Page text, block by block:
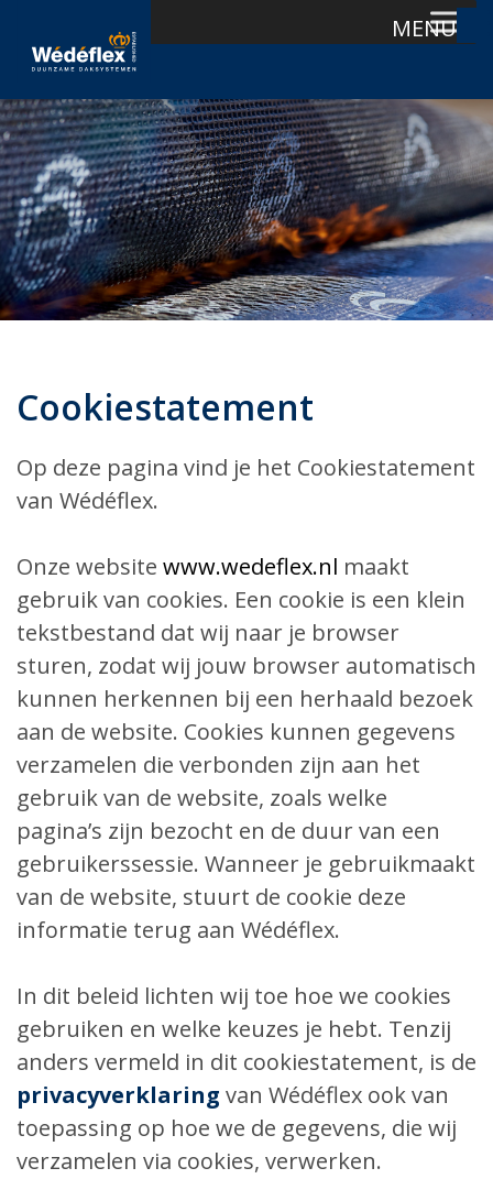
Skip
to
content
Cookiestatement
Op deze pagina vind je het Cookiestatement
van Wédéflex.
Onze website www.wedeflex.nl maakt
gebruik van cookies. Een cookie is een klein
tekstbestand dat wij naar je browser
sturen, zodat wij jouw browser automatisch
kunnen herkennen bij een herhaald bezoek
aan de website. Cookies kunnen gegevens
verzamelen die verbonden zijn aan het
gebruik van de website, zoals welke
pagina’s zijn bezocht en de duur van een
gebruikerssessie. Wanneer je gebruikmaakt
van de website, stuurt de cookie deze
informatie terug aan Wédéflex.
In dit beleid lichten wij toe hoe we cookies
gebruiken en welke keuzes je hebt. Tenzij
anders vermeld in dit cookiestatement, is de
privacyverklaring van Wédéflex ook van
toepassing op hoe we de gegevens, die wij
verzamelen via cookies, verwerken.
MENU